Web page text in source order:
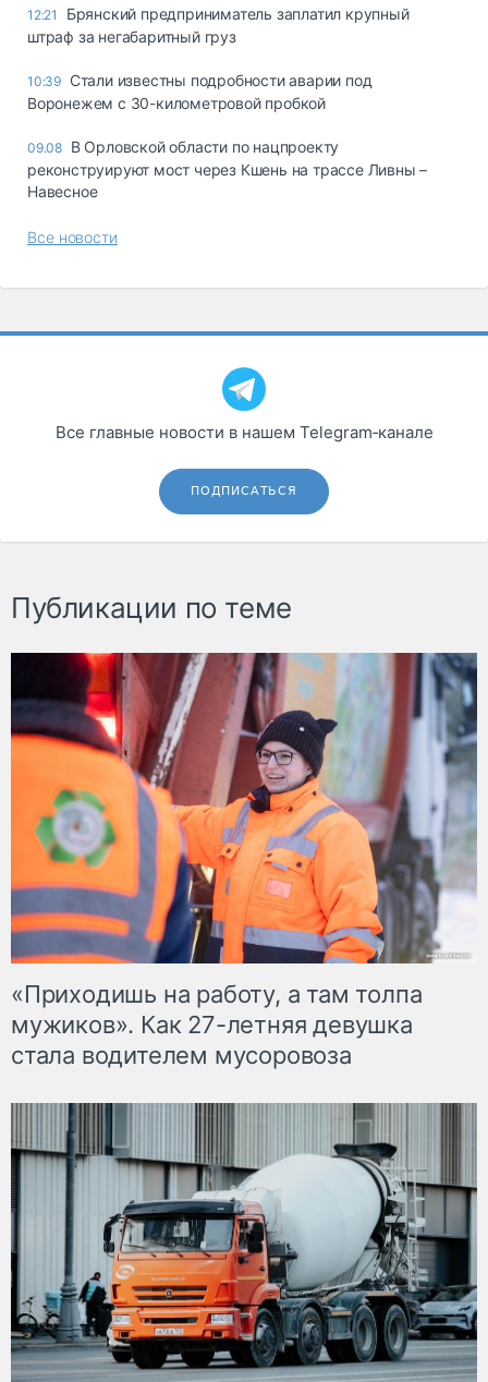
12:21
Брянский предприниматель заплатил крупный
штраф за негабаритный груз
10:39 Стали известны подробности аварии под
Воронежем с 30-километровой пробкой
09.08 В Орловской области по нацпроекту
реконструируют мост через Кшень на трассе Ливны –
Навесное
Все новости
Все главные новости в нашем Telegram‑канале
ПОДПИСАТЬСЯ
Публикации по теме
«Приходишь на работу, а там толпа
мужиков». Как 27-летняя девушка
стала водителем мусоровоза